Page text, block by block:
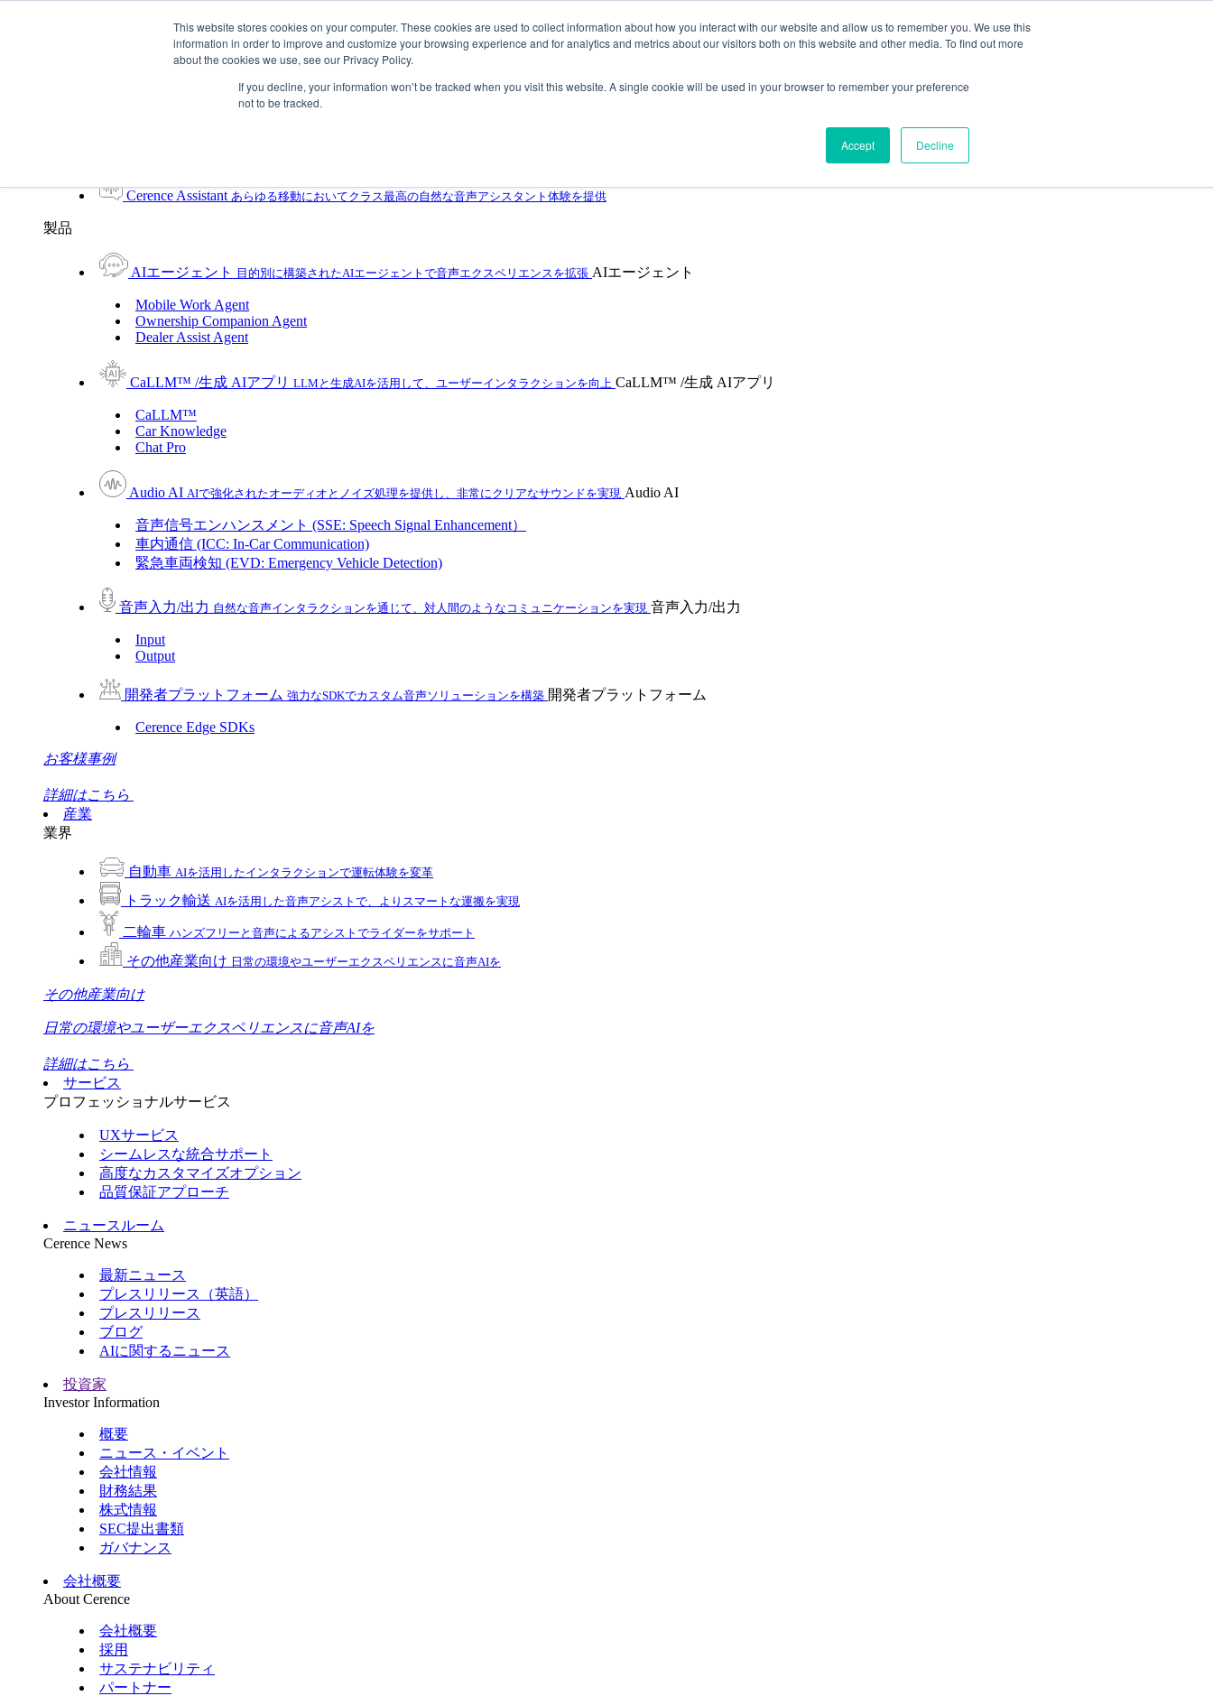
This website stores cookies on your computer. These cookies are used to collect information about how you interact with our website and allow us to remember you. We use this
information in order to improve and customize your browsing experience and for analytics and metrics about our visitors both on this website and other media. To find out more
about the cookies we use, see our Privacy Policy.
If you decline, your information won’t be tracked when you visit this website. A single cookie will be used in your browser to remember your preference
not to be tracked.
Accept Decline
Toggle Navigation
UXプラットフォーム
Cerence Assistant あらゆる移動においてクラス最高の自然な音声アシスタント体験を提供
製品
AIエージェント 目的別に構築されたAIエージェントで音声エクスペリエンスを拡張 AIエージェント
Mobile Work Agent
Ownership Companion Agent
Dealer Assist Agent
CaLLM™ /生成 AIアプリ LLMと生成AIを活用して、ユーザーインタラクションを向上 CaLLM™ /生成 AIアプリ
CaLLM™
Car Knowledge
Chat Pro
Audio AI AIで強化されたオーディオとノイズ処理を提供し、非常にクリアなサウンドを実現 Audio AI
音声信号エンハンスメント (SSE: Speech Signal Enhancement）
車内通信 (ICC: In-Car Communication)
緊急車両検知 (EVD: Emergency Vehicle Detection)
音声入力/出力 自然な音声インタラクションを通じて、対人間のようなコミュニケーションを実現 音声入力/出力
Input
Output
開発者プラットフォーム 強力なSDKでカスタム音声ソリューションを構築 開発者プラットフォーム
Cerence Edge SDKs
お客様事例
詳細はこちら
産業
業界
自動車 AIを活用したインタラクションで運転体験を変革
トラック輸送 AIを活用した音声アシストで、よりスマートな運搬を実現
二輪車 ハンズフリーと音声によるアシストでライダーをサポート
その他産業向け 日常の環境やユーザーエクスペリエンスに音声AIを
その他産業向け
日常の環境やユーザーエクスペリエンスに音声AIを
詳細はこちら
サービス
プロフェッショナルサービス
UXサービス
シームレスな統合サポート
高度なカスタマイズオプション
品質保証アプローチ
ニュースルーム
Cerence News
最新ニュース
プレスリリース（英語）
プレスリリース
ブログ
AIに関するニュース
投資家
Investor Information
概要
ニュース・イベント
会社情報
財務結果
株式情報
SEC提出書類
ガバナンス
会社概要
About Cerence
会社概要
採用
サステナビリティ
パートナー